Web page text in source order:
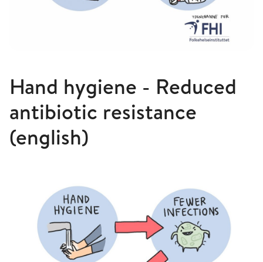
Hand hygiene - Reduced
antibiotic resistance
(english)